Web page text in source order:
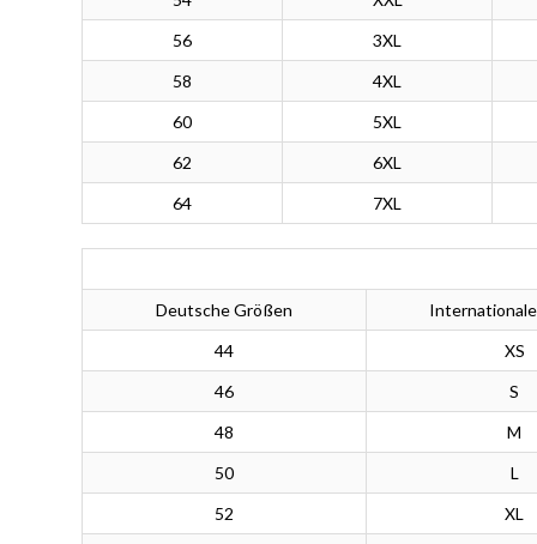
56
3XL
58
4XL
60
5XL
62
6XL
64
7XL
Deutsche Größen
44
XS
46
S
48
M
50
L
52
XL